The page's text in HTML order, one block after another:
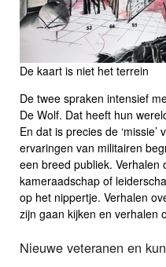
De kaart is niet het terrein
De twee spraken intensief
De Wolf. Dat heeft hun
En dat is precies de ‘missie’
ervaringen van militairen
een breed publiek. Verhalen
kameraadschap of
op het nippertje. Verhalen
zijn gaan kijken en verhalen
Nieuwe veteranen en